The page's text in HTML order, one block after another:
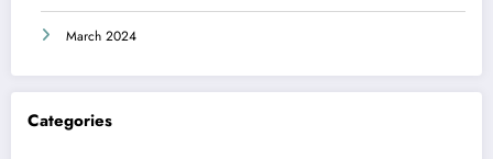
March 2024
Categories